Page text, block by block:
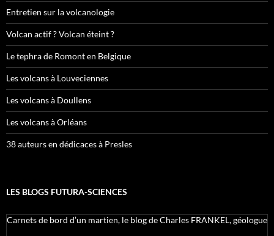
Entretien sur la volcanologie
Volcan actif ? Volcan éteint ?
Le tephra de Romont en Belgique
Les volcans à Louveciennes
Les volcans à Doullens
Les volcans à Orléans
38 auteurs en dédicaces à Presles
LES BLOGS FUTURA-SCIENCES
Carnets de bord d’un martien, le blog de Charles FRANKEL, géologue